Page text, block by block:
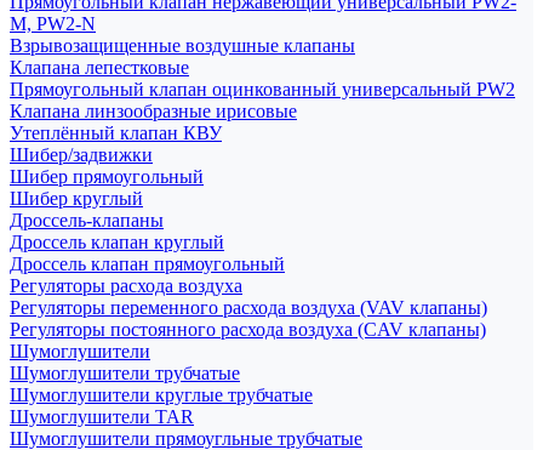
M, PW2-N
Взрывозащищенные воздушные клапаны
Клапана лепестковые
Прямоугольный клапан оцинкованный универсальный PW2
Клапана линзообразные ирисовые
Утеплённый клапан КВУ
Шибер/задвижки
Шибер прямоугольный
Шибер круглый
Дроссель-клапаны
Дроссель клапан круглый
Дроссель клапан прямоугольный
Регуляторы расхода воздуха
Регуляторы переменного расхода воздуха (VAV клапаны)
Регуляторы постоянного расхода воздуха (CAV клапаны)
Шумоглушители
Шумоглушители трубчатые
Шумоглушители круглые трубчатые
Шумоглушители TAR
Шумоглушители прямоугльные трубчатые